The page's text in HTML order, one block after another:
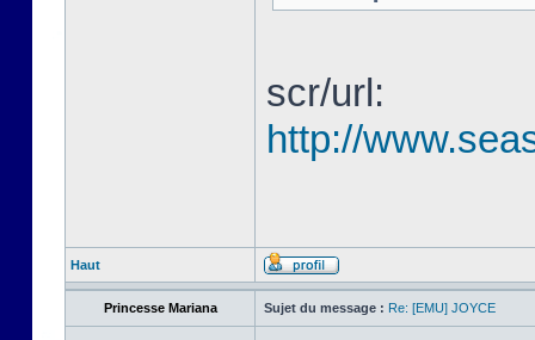
scr/url:
http://
Haut
Princesse Mariana Sujet du message : Re: [EMU] JOYCE